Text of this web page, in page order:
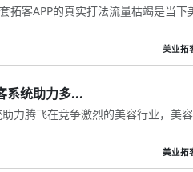
拓客APP的真实打法流量枯竭是当下
美业拓
系统助力多...
力腾飞在竞争激烈的美容行业，美
美业拓